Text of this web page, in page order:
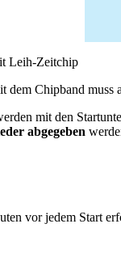
Leih-Zeitchip
dem Chipband muss
mit den
abgegeben
vor jedem Start